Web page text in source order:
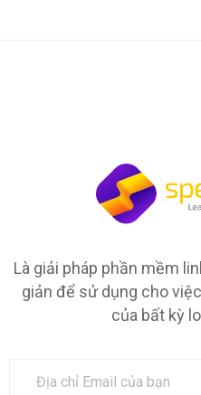
Là giải pháp phần mềm
giản để sử dụng cho
của bất kỳ